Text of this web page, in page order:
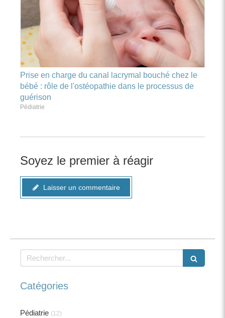
Prise en charge du canal lacrymal bouché chez le
bébé : rôle de l'ostéopathie dans le processus de
guérison
Pédiatrie
Soyez le premier à réagir
Laisser un commentaire
Rechercher
Catégories
Pédiatrie (12)